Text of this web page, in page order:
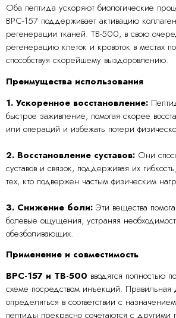
Оба пептида ускоряют биологические
BPC-157 поддерживает активацию
регенерации тканей. TB-500, в свою
регенерацию клеток и кровоток в местах
способствуя скорейшему выздоровлению.
Преимущества использования
1. Ускоренное восстановление:
быстрое заживление, помогая скорее
или операций и избежать потери
2. Восстановление суставов: Они
суставов и связок, поддерживая их
тех, кто подвержен частым физическим
3. Снижение боли: Эти вещества
болевые ощущения, устраняя
обезболивающих.
Применение и совместимость
BPC-157 и TB-500 вводятся полностью
схеме посредством инъекций.
определяться в соответствии с
пептиды прекрасно сочетаются с другими